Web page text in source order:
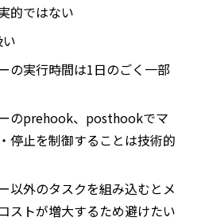
的ではない
の実行時間は1日のごく一部
のprehook、posthookでマ
停止を制御することは技術的
以外のタスクを組み込むとメ
ストが増大するため避けたい